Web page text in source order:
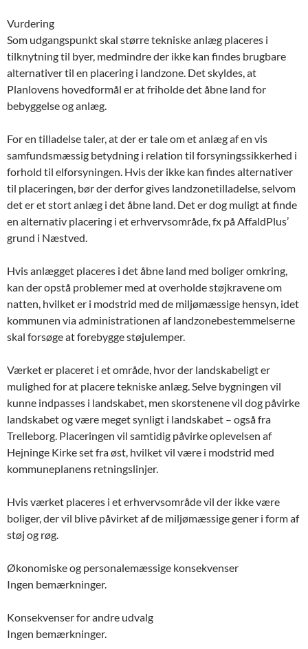
Vurdering
Som udgangspunkt skal større tekniske anlæg placeres i
tilknytning til byer, medmindre der ikke kan findes brugbare
alternativer til en placering i landzone. Det skyldes, at
Planlovens hovedformål er at friholde det åbne land for
bebyggelse og anlæg.
For en tilladelse taler, at der er tale om et anlæg af en vis
samfundsmæssig betydning i relation til forsyningssikkerhed i
forhold til elforsyningen. Hvis der ikke kan findes alternativer
til placeringen, bør der derfor gives landzonetilladelse, selvom
det er et stort anlæg i det åbne land. Det er dog muligt at finde
en alternativ placering i et erhvervsområde, fx på AffaldPlus’
grund i Næstved.
Hvis anlægget placeres i det åbne land med boliger omkring,
kan der opstå problemer med at overholde støjkravene om
natten, hvilket er i modstrid med de miljømæssige hensyn, idet
kommunen via administrationen af landzonebestemmelserne
skal forsøge at forebygge støjulemper.
Værket er placeret i et område, hvor der landskabeligt er
mulighed for at placere tekniske anlæg. Selve bygningen vil
kunne indpasses i landskabet, men skorstenene vil dog påvirke
landskabet og være meget synligt i landskabet – også fra
Trelleborg. Placeringen vil samtidig påvirke oplevelsen af
Hejninge Kirke set fra øst, hvilket vil være i modstrid med
kommuneplanens retningslinjer.
Hvis værket placeres i et erhvervsområde vil der ikke være
boliger, der vil blive påvirket af de miljømæssige gener i form af
støj og røg.
Økonomiske og personalemæssige konsekvenser
Ingen bemærkninger.
Konsekvenser for andre udvalg
Ingen bemærkninger.